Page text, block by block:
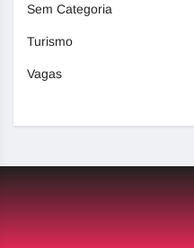
Sem Categoria
Turismo
Vagas